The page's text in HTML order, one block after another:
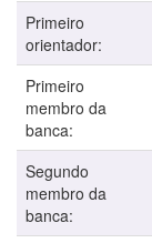
Primeiro
orientador:
Primeiro
membro da
banca:
Segundo
membro da
banca: